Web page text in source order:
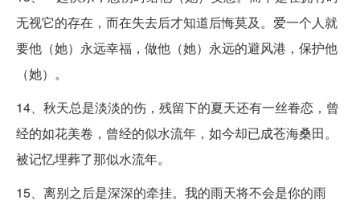
无视它的存在，而在失去后才知道后悔莫及。爱一个人就
要他（她）永远幸福，做他（她）永远的避风港，保护他
（她）。
14、秋天总是淡淡的伤，残留下的夏天还有一丝眷恋，曾
经的如花美卷，曾经的似水流年，如今却已成苍海桑田。
被记忆埋葬了那似水流年。
15、离别之后是深深的牵挂。我的雨天将不会是你的雨